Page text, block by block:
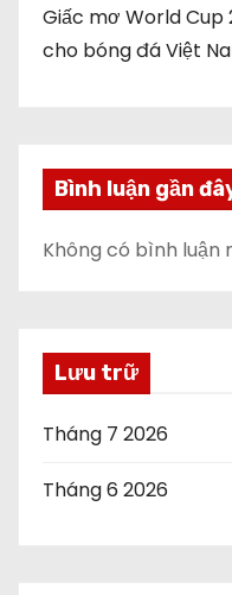
Giấc mơ World Cup
cho bóng đá Việt
Bình luận gần
Không có bình luận
Lưu trữ
Tháng 7 2026
Tháng 6 2026